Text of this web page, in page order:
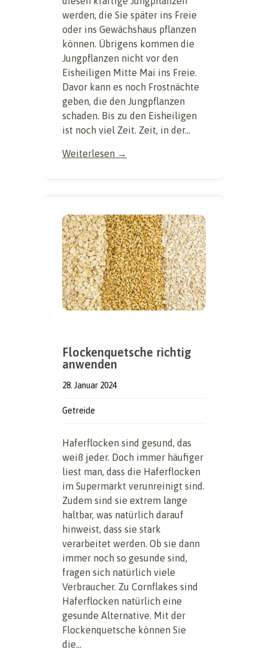
werden, die Sie später ins Freie
oder ins Gewächshaus pflanzen
können. Übrigens kommen die
Jungpflanzen nicht vor den
Eisheiligen Mitte Mai ins Freie.
Davor kann es noch Frostnächte
geben, die den Jungpflanzen
schaden. Bis zu den Eisheiligen
ist noch viel Zeit. Zeit, in der...
Weiterlesen →
Flockenquetsche richtig
anwenden
28. Januar 2024
Getreide
Haferflocken sind gesund, das
weiß jeder. Doch immer häufiger
liest man, dass die Haferflocken
im Supermarkt verunreinigt sind.
Zudem sind sie extrem lange
haltbar, was natürlich darauf
hinweist, dass sie stark
verarbeitet werden. Ob sie dann
immer noch so gesunde sind,
fragen sich natürlich viele
Verbraucher. Zu Cornflakes sind
Haferflocken natürlich eine
gesunde Alternative. Mit der
Flockenquetsche können Sie
die...